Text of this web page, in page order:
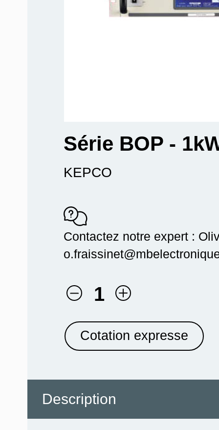
Série BOP -
KEPCO
Contactez notre expert :
1
Cotation expresse
Description